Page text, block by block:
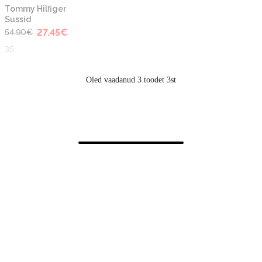
-50%
Tommy Hilfiger
Sussid
54.90€ 27.45€
35
Oled vaadanud 3 toodet 3st